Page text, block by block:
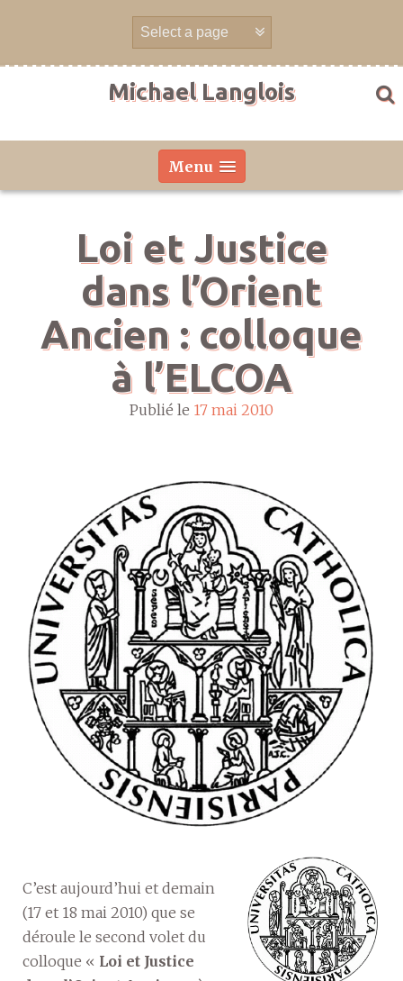
Michael Langlois
Menu
Loi et Justice
dans l’Orient
Ancien : colloque
à l’ELCOA
Publié le 17 mai 2010
C’est aujourd’hui et demain
(17 et 18 mai 2010) que se
déroule le second volet du
colloque « Loi et Justice